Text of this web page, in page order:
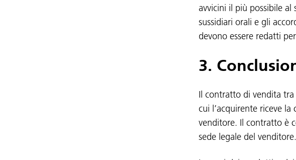
avvicini il più possibile al
sussidiari orali e gli
devono essere redatti
3.
Il contratto di vendita tra
cui l’acquirente riceve
venditore. Il contratto è
sede legale del venditore.